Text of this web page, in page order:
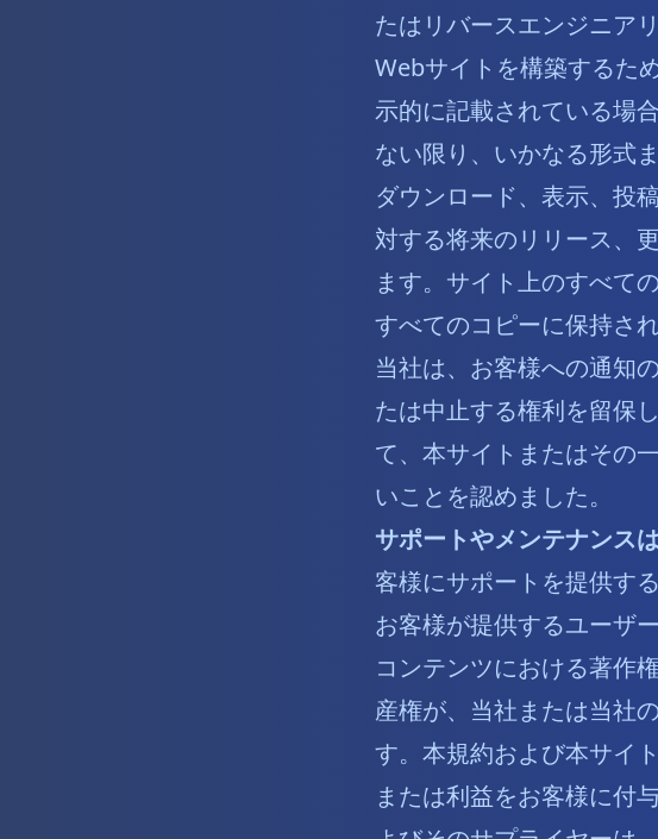
たはリバースエンジニア
Webサイトを構築するた
示的に記載されている場
ない限り、いかなる形式
ダウンロード、表示、投
対する将来のリリース、
ます。サイト上のすべて
すべてのコピーに保持さ
当社は、お客様への通知
たは中止する権利を留保
て、本サイトまたはその
いことを認めました。
サポートやメンテナンス
客様にサポートを提供す
お客様が提供するユーザ
コンテンツにおける著作
産権が、当社または当社
す。本規約および本サイ
または利益をお客様に付